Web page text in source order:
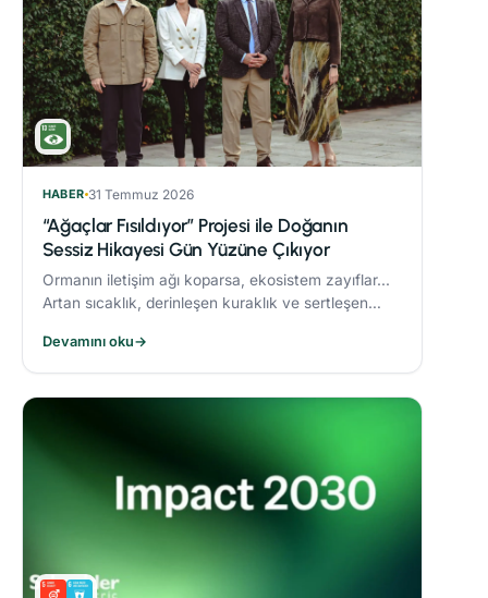
HABER 31 Temmuz 2026
“Ağaçlar Fısıldıyor” Projesi ile Doğanın
Sessiz Hikayesi Gün Yüzüne Çıkıyor
Ormanın iletişim ağı koparsa, ekosistem zayıflar...
Artan sıcaklık, derinleşen kuraklık ve sertleşen
getiriyor.
Devamını oku→